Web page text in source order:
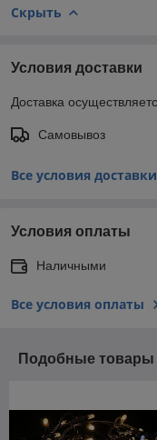
Скрыть
Условия доставки
Доставка
Самовывоз
Все условия доставки
Условия оплаты
Наличными
Все условия оплаты
Подобные товары